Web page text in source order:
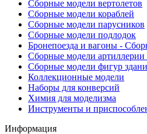
Сборные модели вертолетов
Сборные модели кораблей
Сборные модели парусников
Сборные модели подлодок
Бронепоезда и вагоны -
Сборные модели артиллерии
Сборные модели фигур
Коллекционные модели
Наборы для конверсий
Химия для моделизма
Инструменты и
Информация